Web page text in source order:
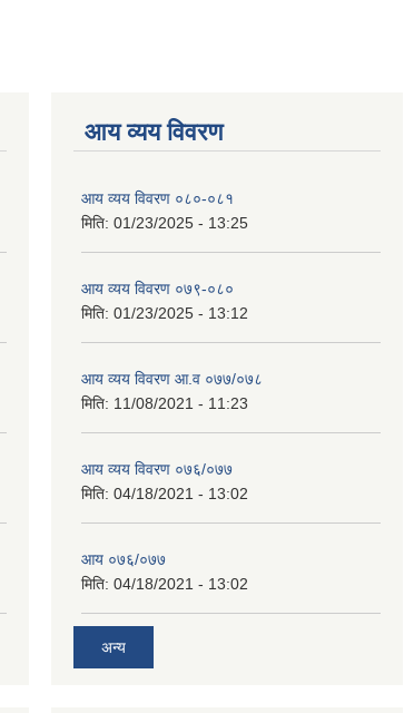
आय व्यय विवरण
आय व्यय विवरण ०८०-०८१
मिति: 01/23/2025 - 13:25
आय व्यय विवरण ०७९-०८०
मिति: 01/23/2025 - 13:12
आय व्यय विवरण आ.व ०७७/०७८
मिति: 11/08/2021 - 11:23
आय व्यय विवरण ०७६/०७७
मिति: 04/18/2021 - 13:02
आय ०७६/०७७
मिति: 04/18/2021 - 13:02
अन्य